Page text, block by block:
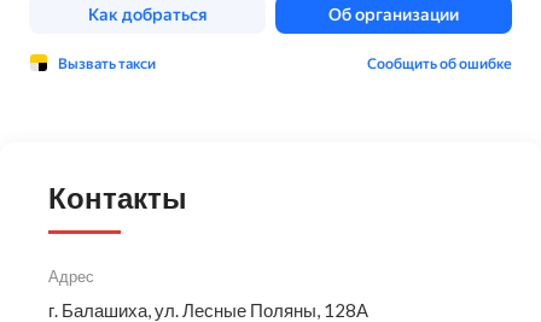
Контакты
Адрес
г. Балашиха, ул. Лесные Поляны, 128А